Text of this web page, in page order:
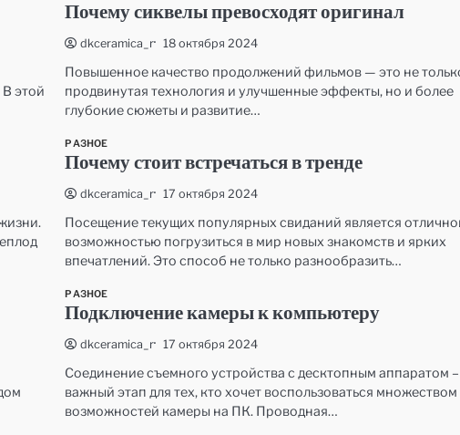
этой
Почему сиквелы превосходят оригинал
dkceramica_r 18 октября 2024
Повышенное качество продолжений фильмов — это не
продвинутая технология и улучшенные эффекты, но и более
глубокие сюжеты и развитие…
РАЗНОЕ
Почему стоит встречаться в тренде
dkceramica_r 17 октября 2024
Посещение текущих популярных свиданий является
возможностью погрузиться в мир новых знакомств и ярких
впечатлений. Это способ не только разнообразить…
РАЗНОЕ
Подключение камеры к компьютеру
dkceramica_r 17 октября 2024
Соединение съемного устройства с десктопным аппаратом –
важный этап для тех, кто хочет воспользоваться множеством
возможностей камеры на ПК. Проводная…